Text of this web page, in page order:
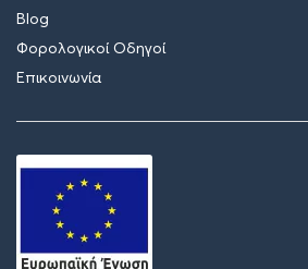
Blog
Φορολογικοί Οδηγοί
Επικοινωνία